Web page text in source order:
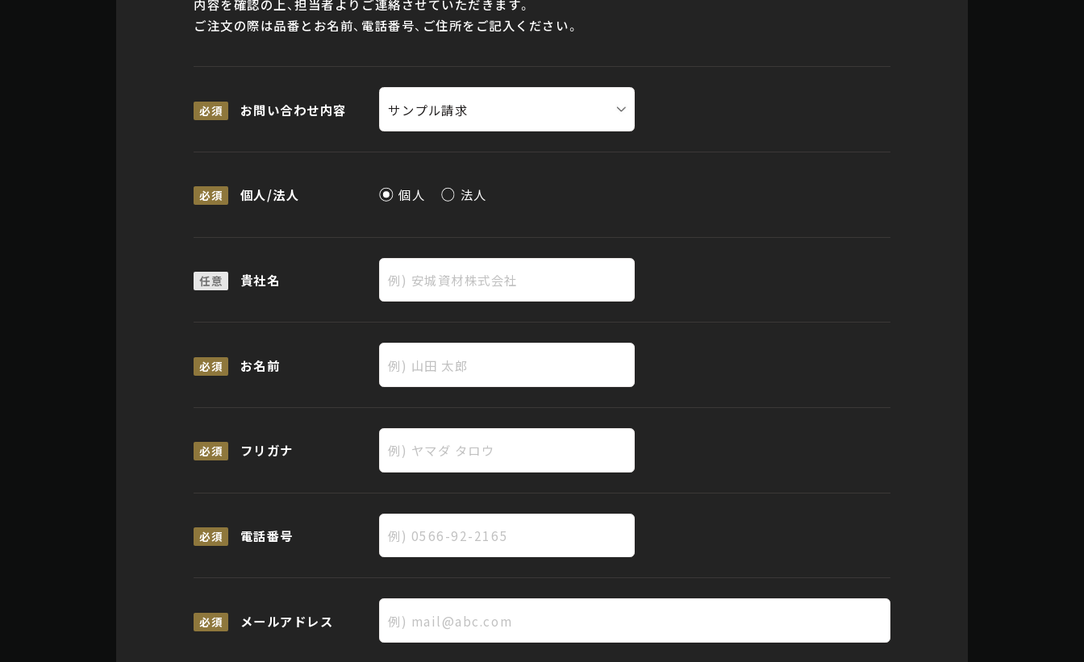
内容を確認の上、担当者よりご連絡させていただきます。
ご注文の際は品番とお名前、電話番号、ご住所をご記入ください。
必須 お問い合わせ内容
必須 個人/法人 個人 法人
任意 貴社名
必須 お名前
必須 フリガナ
必須 電話番号
必須 メールアドレス